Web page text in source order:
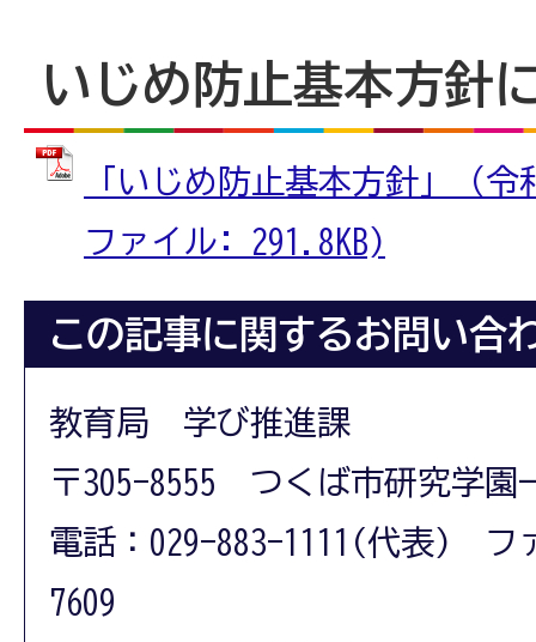
いじめ防止基本方針
「いじめ防止基本方針」（令
ファイル: 291.8KB)
この記事に関するお問い合
教育局 学び推進課
〒305-8555 つくば市研究学園
電話：029-883-1111(代表) フ
7609